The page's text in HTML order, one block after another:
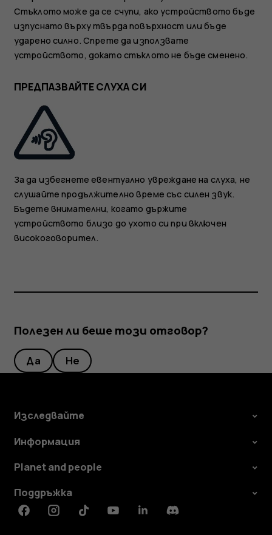
Стъклото може да се счупи, ако устройството бъде
изпуснато върху твърда повърхност или бъде
ударено силно. Спрете да използвате
устройството, докато стъклото не бъде сменено.
ПРЕДПАЗВАЙТЕ СЛУХА СИ
За да избегнете евентуално увреждане на слуха, не
слушайте продължително време със силен звук.
Бъдете внимателни, когато държите
устройството близо до ухото си при включен
високоговорител.
Полезен ли беше този отговор?
Да Не
Изследвайте
Информация
Planet and people
Поддръжка
FacebookInstagramTiktokYoutubeLinkedinDiscord